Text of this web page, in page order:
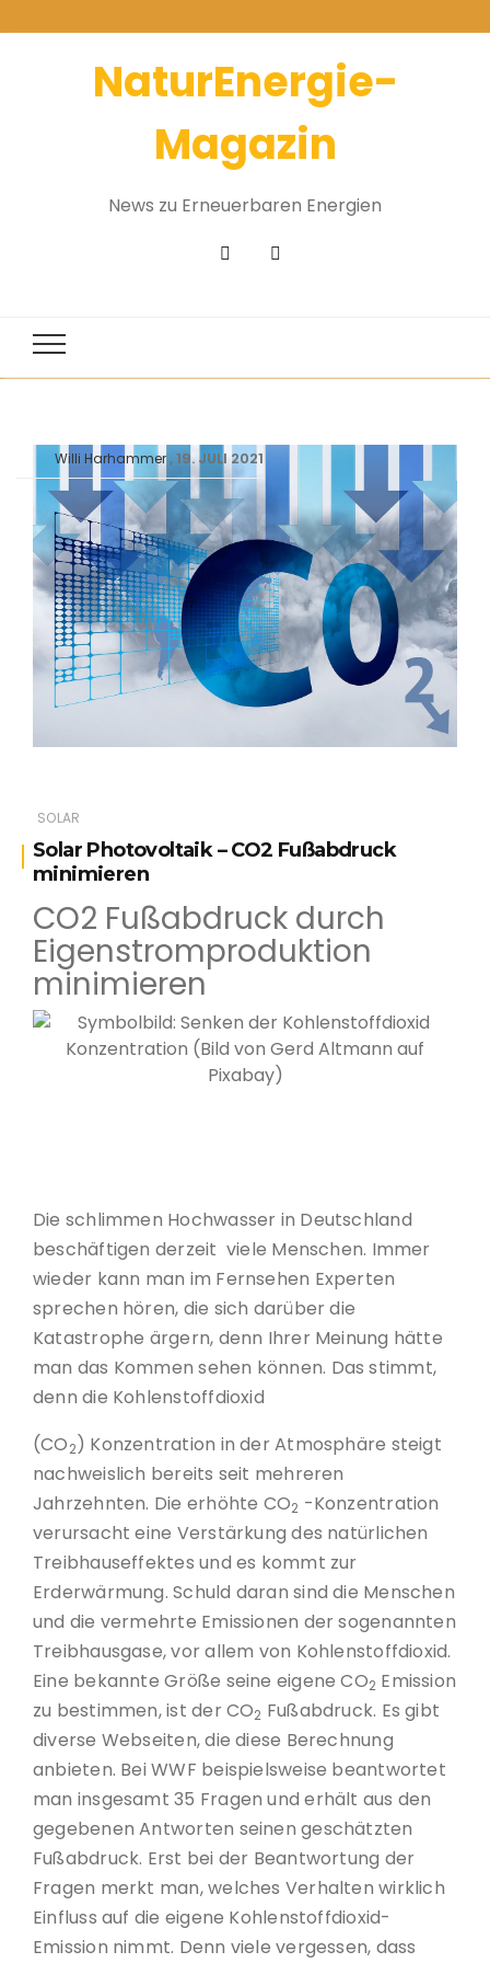
NaturEnergie-
Magazin
News zu Erneuerbaren Energien
SOLAR
Solar Photovoltaik – CO2 Fußabdruck
minimieren
Willi Harhammer 19. JULI 2021
CO2 Fußabdruck durch
Eigenstromproduktion
minimieren
Die schlimmen Hochwasser in Deutschland
beschäftigen derzeit viele Menschen. Immer
wieder kann man im Fernsehen Experten
sprechen hören, die sich darüber die
Katastrophe ärgern, denn Ihrer Meinung hätte
man das Kommen sehen können. Das stimmt,
denn die Kohlenstoffdioxid
(CO2) Konzentration in der Atmosphäre steigt
nachweislich bereits seit mehreren
Jahrzehnten. Die erhöhte CO2 -Konzentration
verursacht eine Verstärkung des natürlichen
Treibhauseffektes und es kommt zur
Erderwärmung. Schuld daran sind die Menschen
und die vermehrte Emissionen der sogenannten
Treibhausgase, vor allem von Kohlenstoffdioxid.
Eine bekannte Größe seine eigene CO2 Emission
zu bestimmen, ist der CO2 Fußabdruck. Es gibt
diverse Webseiten, die diese Berechnung
anbieten. Bei WWF beispielsweise beantwortet
man insgesamt 35 Fragen und erhält aus den
gegebenen Antworten seinen geschätzten
Fußabdruck. Erst bei der Beantwortung der
Fragen merkt man, welches Verhalten wirklich
Einfluss auf die eigene Kohlenstoffdioxid-
Emission nimmt. Denn viele vergessen, dass